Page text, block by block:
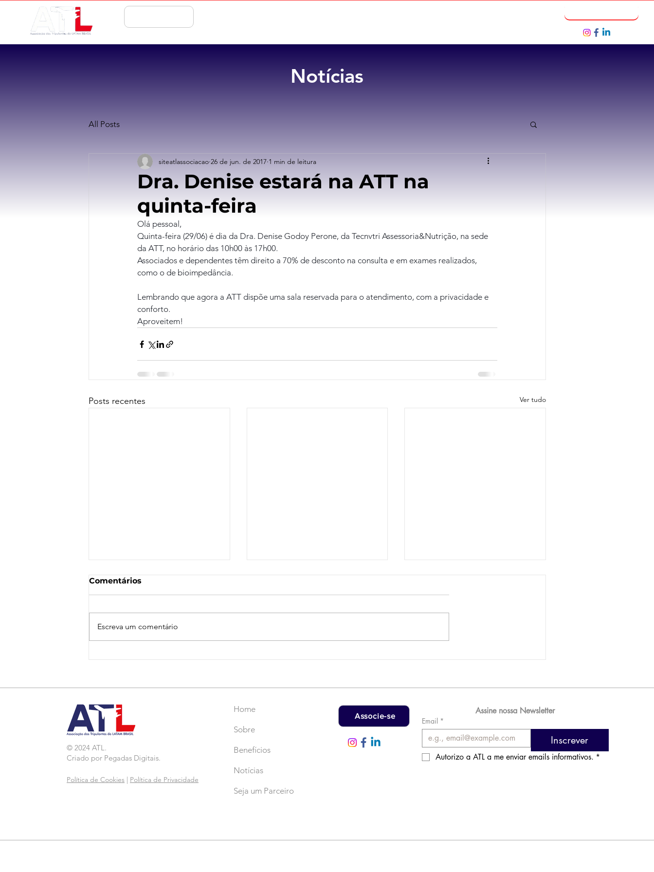
Notícias
All Posts
Dra. Denise estará na ATT na
quinta-feira
siteatlassociacao 26 de jun. de 2017 1 min de leitura
Olá pessoal,
Quinta-feira (29/06) é dia da Dra. Denise Godoy Perone, da Tecnvtri Assessoria&Nutrição, na sede
da ATT, no horário das 10h00 às 17h00.
Associados e dependentes têm direito a 70% de desconto na consulta e em exames realizados,
como o de bioimpedância.
Lembrando que agora a ATT dispõe uma sala reservada para o atendimento, com a privacidade e
conforto.
Aproveitem!
Posts recentes Ver tudo
Comentários
Escreva um comentário
© 2024 ATL.
Criado por Pegadas Digitais.
Política de Cookies Política de Privacidade
Home
Sobre
Benefícios
Notícias
Seja um Parceiro
Associe-se
Assine nossa Newsletter
Email *
Inscrever
Autorizo a ATL a me enviar emails informativos. *